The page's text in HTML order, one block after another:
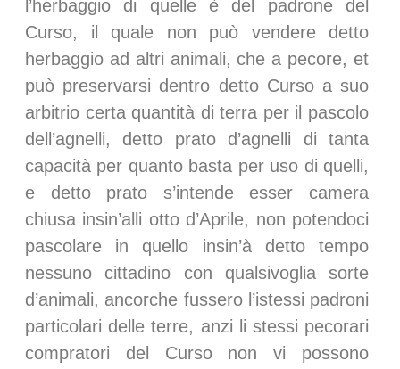
l’herbaggio di quelle è del padrone del
Curso, il quale non può vendere detto
herbaggio ad altri animali, che a pecore, et
può preservarsi dentro detto Curso a suo
arbitrio certa quantità di terra per il pascolo
dell’agnelli, detto prato d’agnelli di tanta
capacità per quanto basta per uso di quelli,
e detto prato s’intende esser camera
chiusa insin’alli otto d’Aprile, non potendoci
pascolare in quello insin’à detto tempo
nessuno cittadino con qualsivoglia sorte
d’animali, ancorche fussero l’istessi padroni
particolari delle terre, anzi li stessi pecorari
compratori del Curso non vi possono